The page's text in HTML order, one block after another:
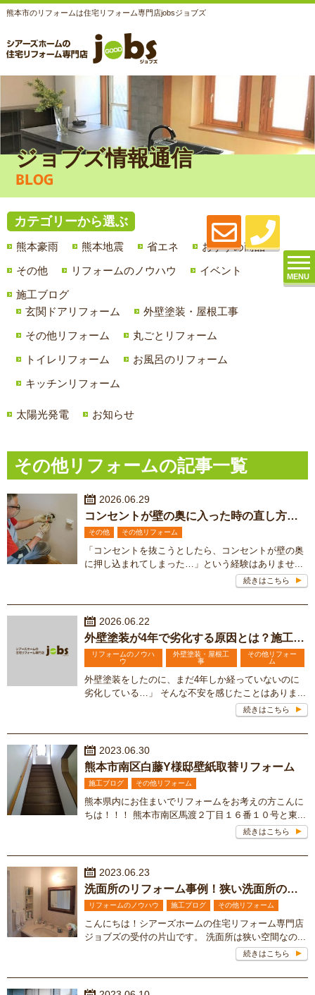
熊本市のリフォームは住宅リフォーム専門店jobsジョブズ
MENU
ジョブズ情報通信
BLOG
カテゴリーから選ぶ
熊本豪雨 熊本地震 省エネ
おすすめ商品
その他
リフォームのノウハウ
イベント
施工ブログ
玄関ドアリフォーム
外壁塗装・屋根工事
その他リフォーム
丸ごとリフォーム
トイレリフォーム
お風呂のリフォーム
キッチンリフォーム
太陽光発電 お知らせ
その他リフォームの記事一覧
2026.06.29
コンセントが壁の奥に入った時の直し方 DIYで直せる？修理費用の目安も解説
その他 その他リフォーム
「コンセントを抜こうとしたら、コンセントが壁の奥
に押し込まれてしまった…」という経験はありませ...
続きはこちら
2026.06.22
外壁塗装が4年で劣化する原因とは？施工不良の可能性を解説
リフォームのノウハ
ウ
外壁塗装・屋根工
事
その他リフォー
ム
外壁塗装をしたのに、まだ4年しか経っていないのに
劣化している…」 そんな不安を感じたことはありま...
続きはこちら
2023.06.30
熊本市南区白藤Y様邸壁紙取替リフォーム
施工ブログ その他リフォーム
熊本県内にお住まいでリフォームをお考えの方こんに
ちは！！！ 熊本市南区馬渡２丁目１６番１０号と東...
続きはこちら
2023.06.23
洗面所のリフォーム事例！狭い洗面所のリフォーム事例もご紹介
リフォームのノウハウ 施工ブログ その他リフォーム
こんにちは！シアーズホームの住宅リフォーム専門店
ジョブズの受付の片山です。 洗面所は狭い空間なの...
続きはこちら